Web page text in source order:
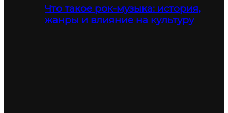
Что такое рок-музыка: история,
жанры и влияние на культуру